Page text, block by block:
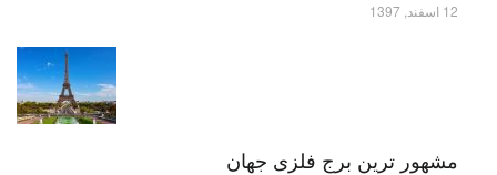
12 اسفند, 1397
مشهور ترین برج فلزی جهان